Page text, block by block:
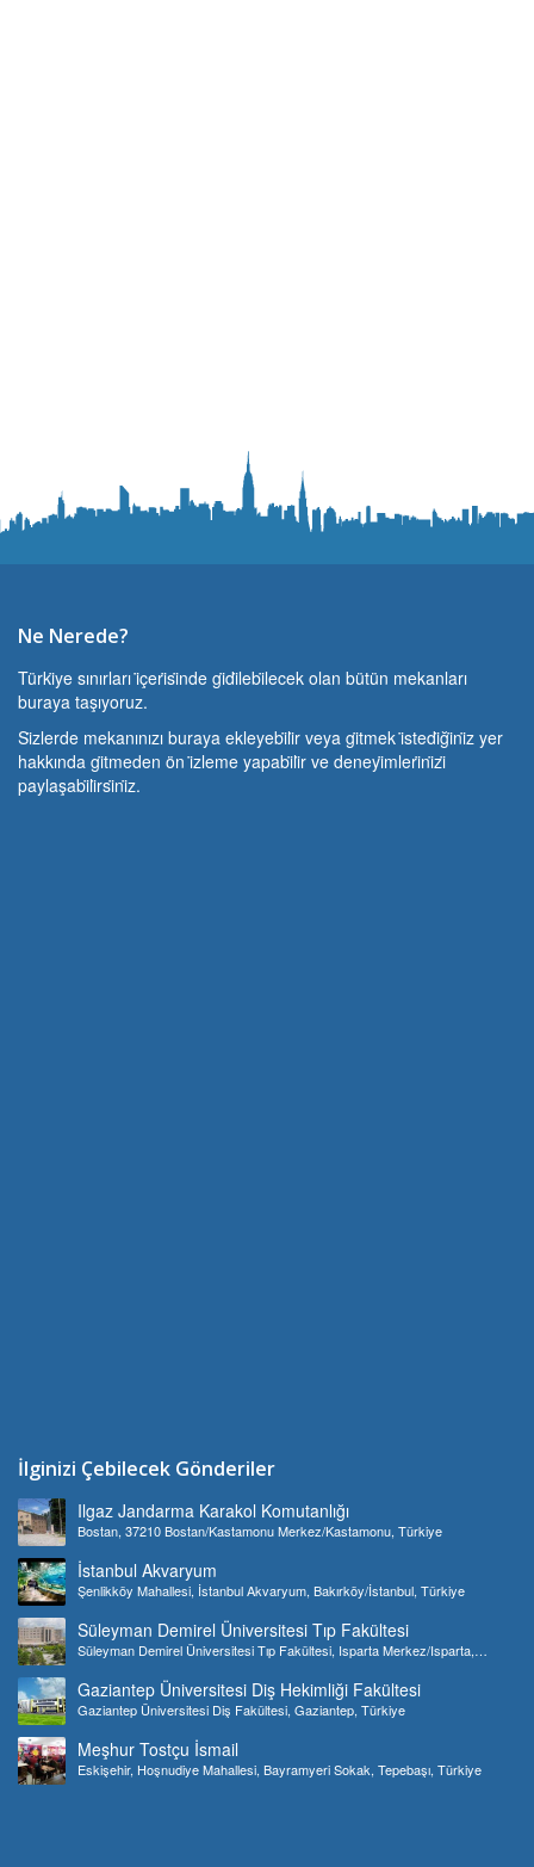
Ne Nerede?
Türki̇ye sınırları i̇çeri̇si̇nde gi̇di̇lebi̇lecek olan bütün mekanları
buraya taşıyoruz.
Si̇zlerde mekanınızı buraya ekleyebi̇li̇r veya gi̇tmek i̇stedi̇ği̇ni̇z yer
hakkında gi̇tmeden ön i̇zleme yapabi̇li̇r ve deneyi̇mleri̇ni̇zi̇
paylaşabi̇li̇rsi̇ni̇z.
İlginizi Çebilecek Gönderiler
Ilgaz Jandarma Karakol Komutanlığı
Bostan, 37210 Bostan/Kastamonu Merkez/Kastamonu, Türkiye
İstanbul Akvaryum
Şenlikköy Mahallesi, İstanbul Akvaryum, Bakırköy/İstanbul, Türkiye
Süleyman Demirel Üniversitesi Tıp Fakültesi
Süleyman Demirel Üniversitesi Tıp Fakültesi, Isparta Merkez/Isparta,
Gaziantep Üniversitesi Diş Hekimliği Fakültesi
Gaziantep Üniversitesi Diş Fakültesi, Gaziantep, Türkiye
Meşhur Tostçu İsmail
Eskişehir, Hoşnudiye Mahallesi, Bayramyeri Sokak, Tepebaşı, Türkiye